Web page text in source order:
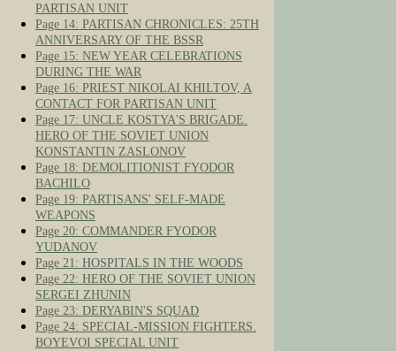
PARTISAN UNIT
Page 14: PARTISAN CHRONICLES: 25TH
ANNIVERSARY OF THE BSSR
Page 15: NEW YEAR CELEBRATIONS
DURING THE WAR
Page 16: PRIEST NIKOLAI KHILTOV, A
CONTACT FOR PARTISAN UNIT
Page 17: UNCLE KOSTYA'S BRIGADE.
HERO OF THE SOVIET UNION
KONSTANTIN ZASLONOV
Page 18: DEMOLITIONIST FYODOR
BACHILO
Page 19: PARTISANS' SELF-MADE
WEAPONS
Page 20: COMMANDER FYODOR
YUDANOV
Page 21: HOSPITALS IN THE WOODS
Page 22: HERO OF THE SOVIET UNION
SERGEI ZHUNIN
Page 23: DERYABIN'S SQUAD
Page 24: SPECIAL-MISSION FIGHTERS.
BOYEVOI SPECIAL UNIT